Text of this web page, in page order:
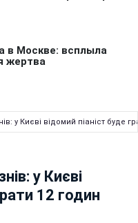
у Києві відомий піаніст буде
у Києві
12 годин